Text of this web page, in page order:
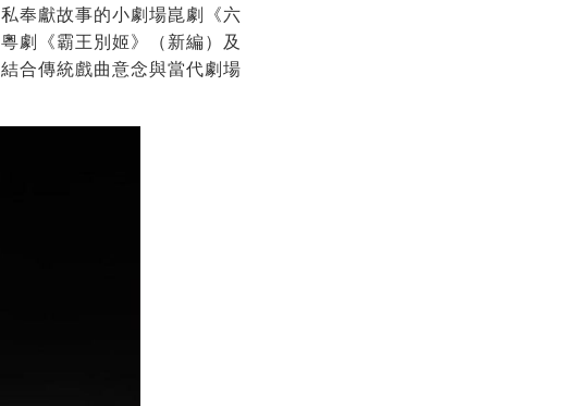
奉獻故事的小劇場崑劇《六
劇《霸王別姬》（新編）及
合傳統戲曲意念與當代劇場